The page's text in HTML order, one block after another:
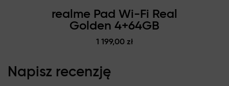
realme Pad Wi-Fi Real
Golden 4+64GB
1 199,00 zł
Napisz recenzję